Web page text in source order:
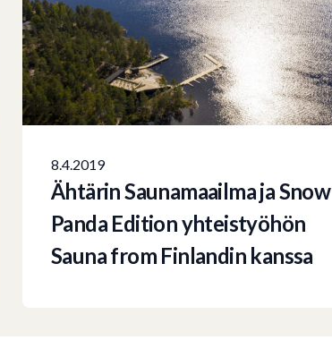
8.4.2019
Ähtärin Saunamaailma ja Snow
Panda Edition yhteistyöhön
Sauna from Finlandin kanssa